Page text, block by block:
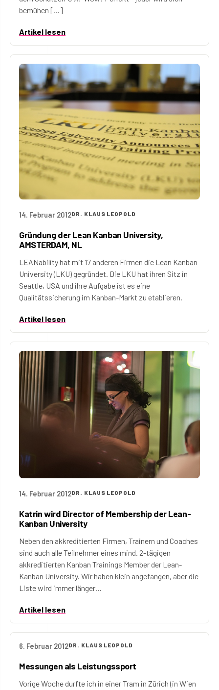
bemühen […]
Artikel lesen
14. Februar 2012DR. KLAUS LEOPOLD
Gründung der Lean Kanban University,
AMSTERDAM, NL
LEANability hat mit 17 anderen Firmen die Lean Kanban
University (LKU) gegründet. Die LKU hat ihren Sitz in
Seattle, USA und ihre Aufgabe ist es eine
Qualitätssicherung im Kanban-Markt zu etablieren.
Artikel lesen
14. Februar 2012DR. KLAUS LEOPOLD
Katrin wird Director of Membership der Lean-
Kanban University
Neben den akkreditierten Firmen, Trainern und Coaches
sind auch alle Teilnehmer eines mind. 2-tägigen
akkreditierten Kanban Trainings Member der Lean-
Kanban University. Wir haben klein angefangen, aber die
Liste wird immer länger…
Artikel lesen
6. Februar 2012DR. KLAUS LEOPOLD
Messungen als Leistungssport
Vorige Woche durfte ich in einer Tram in Zürich (in Wien